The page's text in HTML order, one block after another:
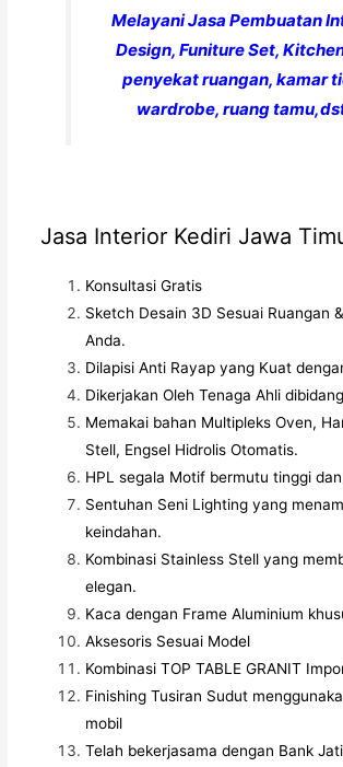
Melayani Jasa Pembuatan
Design, Funiture Set,
penyekat ruangan, kamar
wardrobe, ruang
Jasa Interior Kediri Jawa
Konsultasi Gratis
Sketch Desain 3D Sesuai Ruangan
Anda.
Dilapisi Anti Rayap yang Kuat
Dikerjakan Oleh Tenaga Ahli
Memakai bahan Multipleks Oven,
Stell, Engsel Hidrolis Otomatis.
HPL segala Motif bermutu tinggi
Sentuhan Seni Lighting yang
keindahan.
Kombinasi Stainless Stell yang
elegan.
Kaca dengan Frame Aluminium
Aksesoris Sesuai Model
Kombinasi TOP TABLE GRANIT
Finishing Tusiran Sudut
mobil
Telah bekerjasama dengan Bank